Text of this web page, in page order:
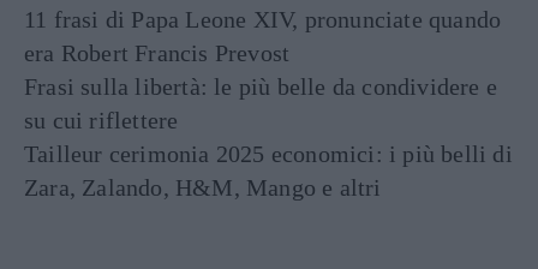
11 frasi di Papa Leone XIV, pronunciate quando
era Robert Francis Prevost
Frasi sulla libertà: le più belle da condividere e
su cui riflettere
Tailleur cerimonia 2025 economici: i più belli di
Zara, Zalando, H&M, Mango e altri